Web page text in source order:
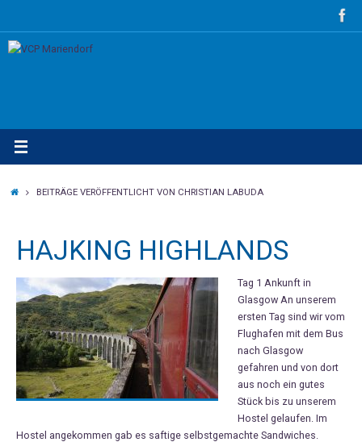
springen
STARTSEITE
BEITRÄGE VERÖFFENTLICHT VON CHRISTIAN LABUDA
HAJKING HIGHLANDS
Tag 1 Ankunft in
Glasgow An unserem
ersten Tag sind wir vom
Flughafen mit dem Bus
nach Glasgow
gefahren und von dort
aus noch ein gutes
Stück bis zu unserem
Hostel gelaufen. Im
Hostel angekommen gab es saftige selbstgemachte Sandwiches.